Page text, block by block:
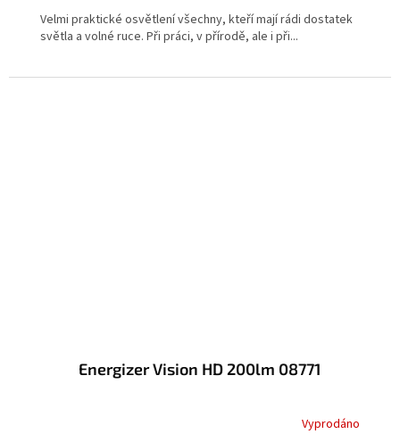
Velmi praktické osvětlení všechny, kteří mají rádi dostatek
světla a volné ruce. Při práci, v přírodě, ale i při...
Energizer Vision HD 200lm 08771
Vyprodáno